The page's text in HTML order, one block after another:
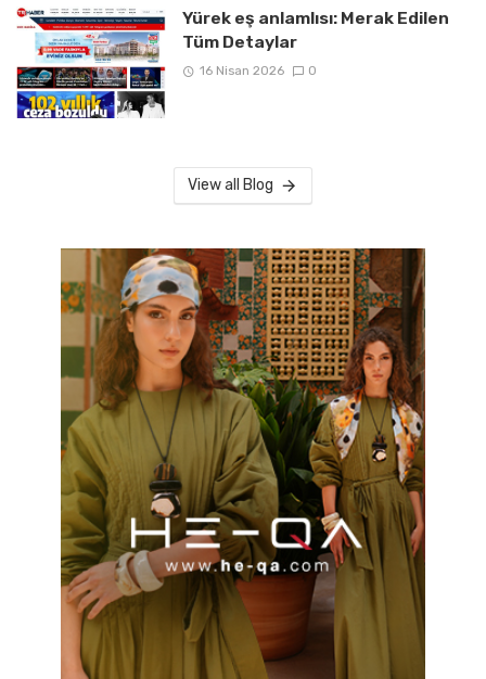
Yürek eş anlamlısı: Merak Edilen
Tüm Detaylar
16 Nisan 2026 0
View all Blog